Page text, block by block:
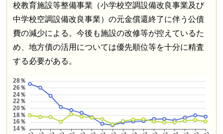
校教育施設等整備事業（小学校空調設備改良事業及び
中学校空調設備改良事業）の元金償還終了に伴う公債
費の減少による。今後も施設の改修等が控えているた
め、地方債の活用については優先順位等を十分に精査
する必要がある。